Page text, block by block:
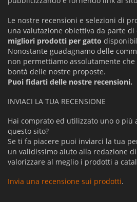
Le nostre recensioni e selezioni di
una valutazione obiettiva da parte
migliori prodotti per gatto
Nonostante guadagnamo delle
non permettiamo assolutamente
bontà delle nostre proposte.
Puoi fidarti delle nostre recensioni.
INVIACI LA TUA RECENSIONE
Hai comprato ed utilizzato uno o più
questo sito?
Se ti fa piacere puoi inviarci la tua
un validissimo aiuto alla redazione
valorizzare al meglio i prodotti a
Invia una recensione sui prodotti.